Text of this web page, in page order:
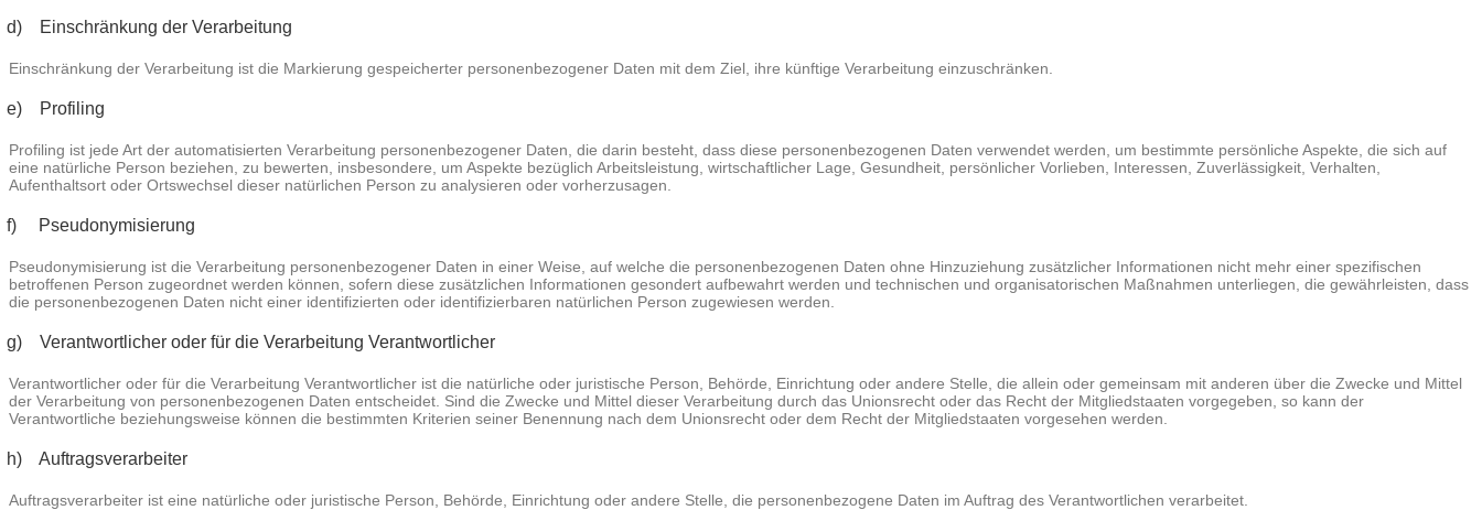
d) Einschränkung der Verarbeitung
Einschränkung der Verarbeitung ist die Markierung gespeicherter personenbezogener Daten mit dem Ziel, ihre künftige Verarbeitung einzuschränken.
e) Profiling
Profiling ist jede Art der automatisierten Verarbeitung personenbezogener Daten, die darin besteht, dass diese personenbezogenen Daten verwendet werden, um bestimmte persönliche Aspekte, die sich auf
eine natürliche Person beziehen, zu bewerten, insbesondere, um Aspekte bezüglich Arbeitsleistung, wirtschaftlicher Lage, Gesundheit, persönlicher Vorlieben, Interessen, Zuverlässigkeit, Verhalten,
Aufenthaltsort oder Ortswechsel dieser natürlichen Person zu analysieren oder vorherzusagen.
f) Pseudonymisierung
Pseudonymisierung ist die Verarbeitung personenbezogener Daten in einer Weise, auf welche die personenbezogenen Daten ohne Hinzuziehung zusätzlicher Informationen nicht mehr einer spezifischen
betroffenen Person zugeordnet werden können, sofern diese zusätzlichen Informationen gesondert aufbewahrt werden und technischen und organisatorischen Maßnahmen unterliegen, die gewährleisten, dass
die personenbezogenen Daten nicht einer identifizierten oder identifizierbaren natürlichen Person zugewiesen werden.
g) Verantwortlicher oder für die Verarbeitung Verantwortlicher
Verantwortlicher oder für die Verarbeitung Verantwortlicher ist die natürliche oder juristische Person, Behörde, Einrichtung oder andere Stelle, die allein oder gemeinsam mit anderen über die Zwecke und Mittel
der Verarbeitung von personenbezogenen Daten entscheidet. Sind die Zwecke und Mittel dieser Verarbeitung durch das Unionsrecht oder das Recht der Mitgliedstaaten vorgegeben, so kann der
Verantwortliche beziehungsweise können die bestimmten Kriterien seiner Benennung nach dem Unionsrecht oder dem Recht der Mitgliedstaaten vorgesehen werden.
h) Auftragsverarbeiter
Auftragsverarbeiter ist eine natürliche oder juristische Person, Behörde, Einrichtung oder andere Stelle, die personenbezogene Daten im Auftrag des Verantwortlichen verarbeitet.